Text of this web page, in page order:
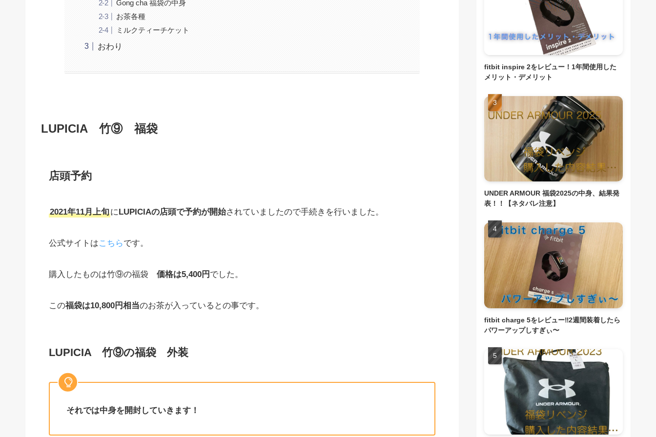
Gong cha 福袋の中身
お茶各種
ミルクティーチケット
おわり
LUPICIA 竹⑨ 福袋
店頭予約
2021年11月上旬にLUPICIAの店頭で予約が開始されていましたので手続きを行いました。
公式サイトはこちらです。
購入したものは竹⑨の福袋 価格は5,400円 でした。
この福袋は10,800円相当のお茶が入っているとの事です。
LUPICIA 竹⑨の福袋 外装
それでは中身を開封していきます！
fitbit inspire 2をレビュー！1年間使用した
メリット・デメリット
UNDER ARMOUR 福袋2025の中身、結果発
表！！【ネタバレ注意】
fitbit charge 5をレビュー‼︎2週間装着したら
パワーアップしすぎぃ〜